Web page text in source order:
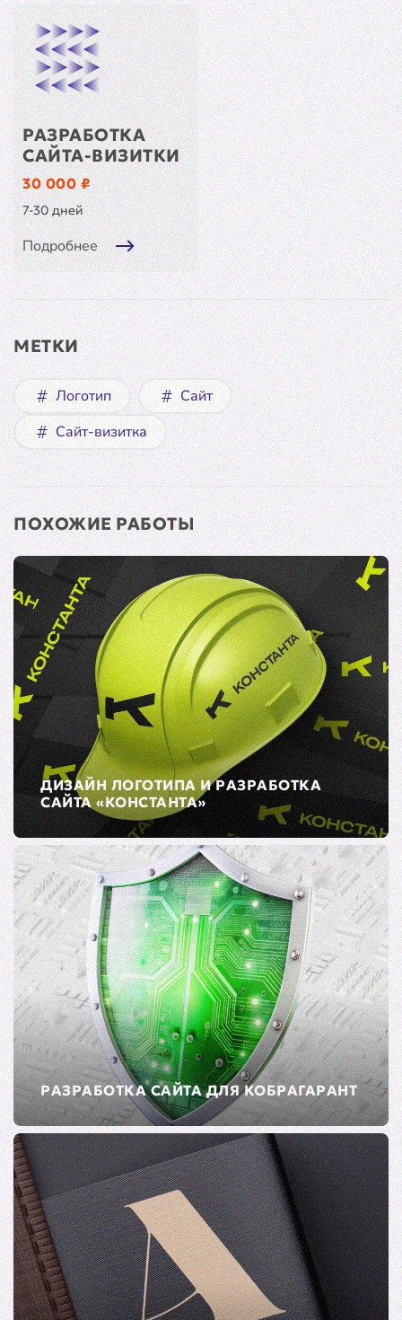
РАЗРАБОТКА
САЙТА-ВИЗИТКИ
30 000 ₽
7-30 дней
Подробнее
МЕТКИ
Логотип
Сайт
Сайт-визитка
ПОХОЖИЕ РАБОТЫ
ДИЗАЙН ЛОГОТИПА И РАЗРАБОТКА
САЙТА «КОНСТАНТА»
РАЗРАБОТКА САЙТА ДЛЯ КОБРАГАРАНТ